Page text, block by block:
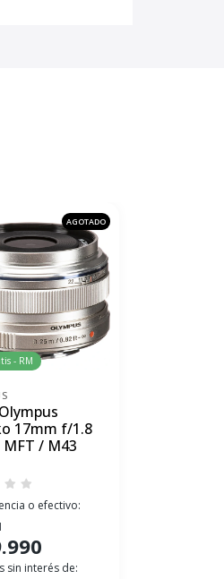
AGOTADO
- RM
17mm f/1.8
MFT / M43
o efectivo:
sin interés de: